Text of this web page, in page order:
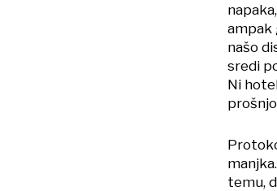
ampak
našo
sredi
Ni
temu,